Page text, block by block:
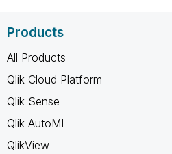
Products
All Products
Qlik Cloud Platform
Qlik Sense
Qlik AutoML
QlikView